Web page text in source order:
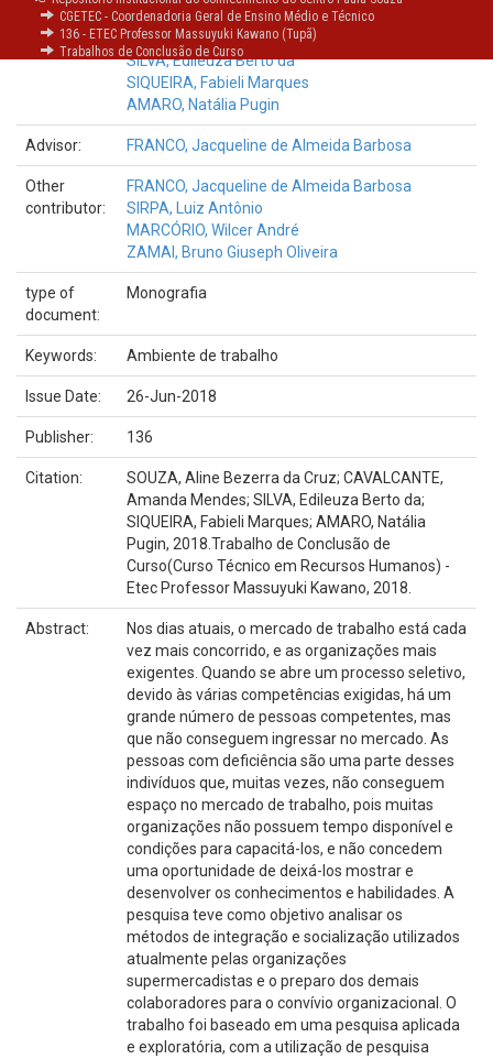
CGETEC - Coordenadoria Geral de Ensino Médio e Técnico
136 - ETEC Professor Massuyuki Kawano (Tupã)
Trabalhos de Conclusão de Curso
Authors:
SOUZA, Aline Bezerra da Cruz
CAVALCANTE, Amanda Mendes
SILVA, Edileuza Berto da
SIQUEIRA, Fabieli Marques
AMARO, Natália Pugin
Advisor: FRANCO, Jacqueline de Almeida Barbosa
Other
contributor:
FRANCO, Jacqueline de Almeida Barbosa
SIRPA, Luiz Antônio
MARCÓRIO, Wilcer André
ZAMAI, Bruno Giuseph Oliveira
type of
document:
Monografia
Keywords: Ambiente de trabalho
Issue Date: 26-Jun-2018
Publisher: 136
Citation:
SOUZA, Aline Bezerra da Cruz; CAVALCANTE,
Amanda Mendes; SILVA, Edileuza Berto da;
SIQUEIRA, Fabieli Marques; AMARO, Natália
Pugin, 2018.Trabalho de Conclusão de
Curso(Curso Técnico em Recursos Humanos) -
Etec Professor Massuyuki Kawano, 2018.
Abstract:
Nos dias atuais, o mercado de trabalho está cada
vez mais concorrido, e as organizações mais
exigentes. Quando se abre um processo seletivo,
devido às várias competências exigidas, há um
grande número de pessoas competentes, mas
que não conseguem ingressar no mercado. As
pessoas com deficiência são uma parte desses
indivíduos que, muitas vezes, não conseguem
espaço no mercado de trabalho, pois muitas
organizações não possuem tempo disponível e
condições para capacitá-los, e não concedem
uma oportunidade de deixá-los mostrar e
desenvolver os conhecimentos e habilidades. A
pesquisa teve como objetivo analisar os
métodos de integração e socialização utilizados
atualmente pelas organizações
supermercadistas e o preparo dos demais
colaboradores para o convívio organizacional. O
trabalho foi baseado em uma pesquisa aplicada
e exploratória, com a utilização de pesquisa